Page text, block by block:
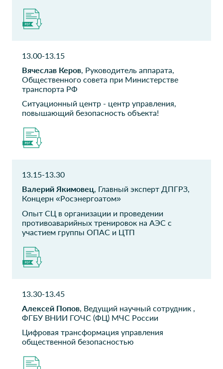
Российской
Федерации
финансовых исследований
ПАО ГМК
Норильский никель
Советник
Сибур
АО
Атомэнергопромсбыт
Директор по ИТ
АО
Атомэнергопромсбыт
Директор коммерческо-
Директор по развитию
ООО Брюллов Ком ПСБ
МТС Банк
Казаньоргсинтез РУСАЛ
Руководитель направления
13.00-13.15
Вячеслав Керов, Руководитель аппарата,
Общественного совета при Министерстве
транспорта РФ
Ситуационный центр - центр управления,
повышающий безопасность объекта!
13.15-13.30
Валерий Якимовец, Главный эксперт ДПГРЗ,
Концерн «Росэнергоатом»
Опыт СЦ в организации и проведении
противоаварийных тренировок на АЭС с
участием группы ОПАС и ЦТП
13.30-13.45
Алексей Попов, Ведущий научный сотрудник ,
ФГБУ ВНИИ ГОЧС (ФЦ) МЧС России
Цифровая трансформация управления
общественной безопасностью